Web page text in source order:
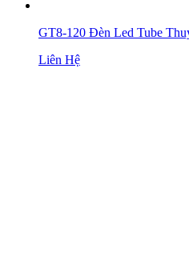
GT8-120 Đèn Led Tube
Liên Hệ